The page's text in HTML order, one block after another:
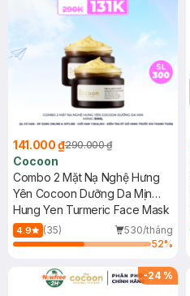
141.000 ₫290.000 ₫
Cocoon
Combo 2 Mặt Nạ Nghệ Hưng
Yên Cocoon Dưỡng Da Mịn
Màng 30ml
Hung Yen Turmeric Face Mask
4.9 (35)
530/tháng
52%
-24 %